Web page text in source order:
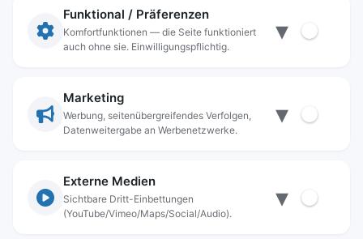
Datenschutz
Anschrift
83395 Freilassing
Kontakt
rathaus@freilassing.de
Funktional / Präferenzen
Komfortfunktionen — die Seite funktioniert
auch ohne sie. Einwilligungspflichtig.
▾
Marketing
Werbung, seitenübergreifendes Verfolgen,
Datenweitergabe an Werbenetzwerke.
▾
Externe Medien
Sichtbare Dritt-Einbettungen
(YouTube/Vimeo/Maps/Social/Audio).
▾